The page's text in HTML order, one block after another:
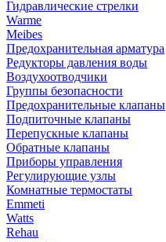
Гидравлические стрелки
Warme
Meibes
Предохранительная арматура
Редукторы давления воды
Воздухоотводчики
Группы безопасности
Предохранительные клапаны
Подпиточные клапаны
Перепускные клапаны
Обратные клапаны
Приборы управления
Регулирующие узлы
Комнатные термостаты
Emmeti
Watts
Rehau